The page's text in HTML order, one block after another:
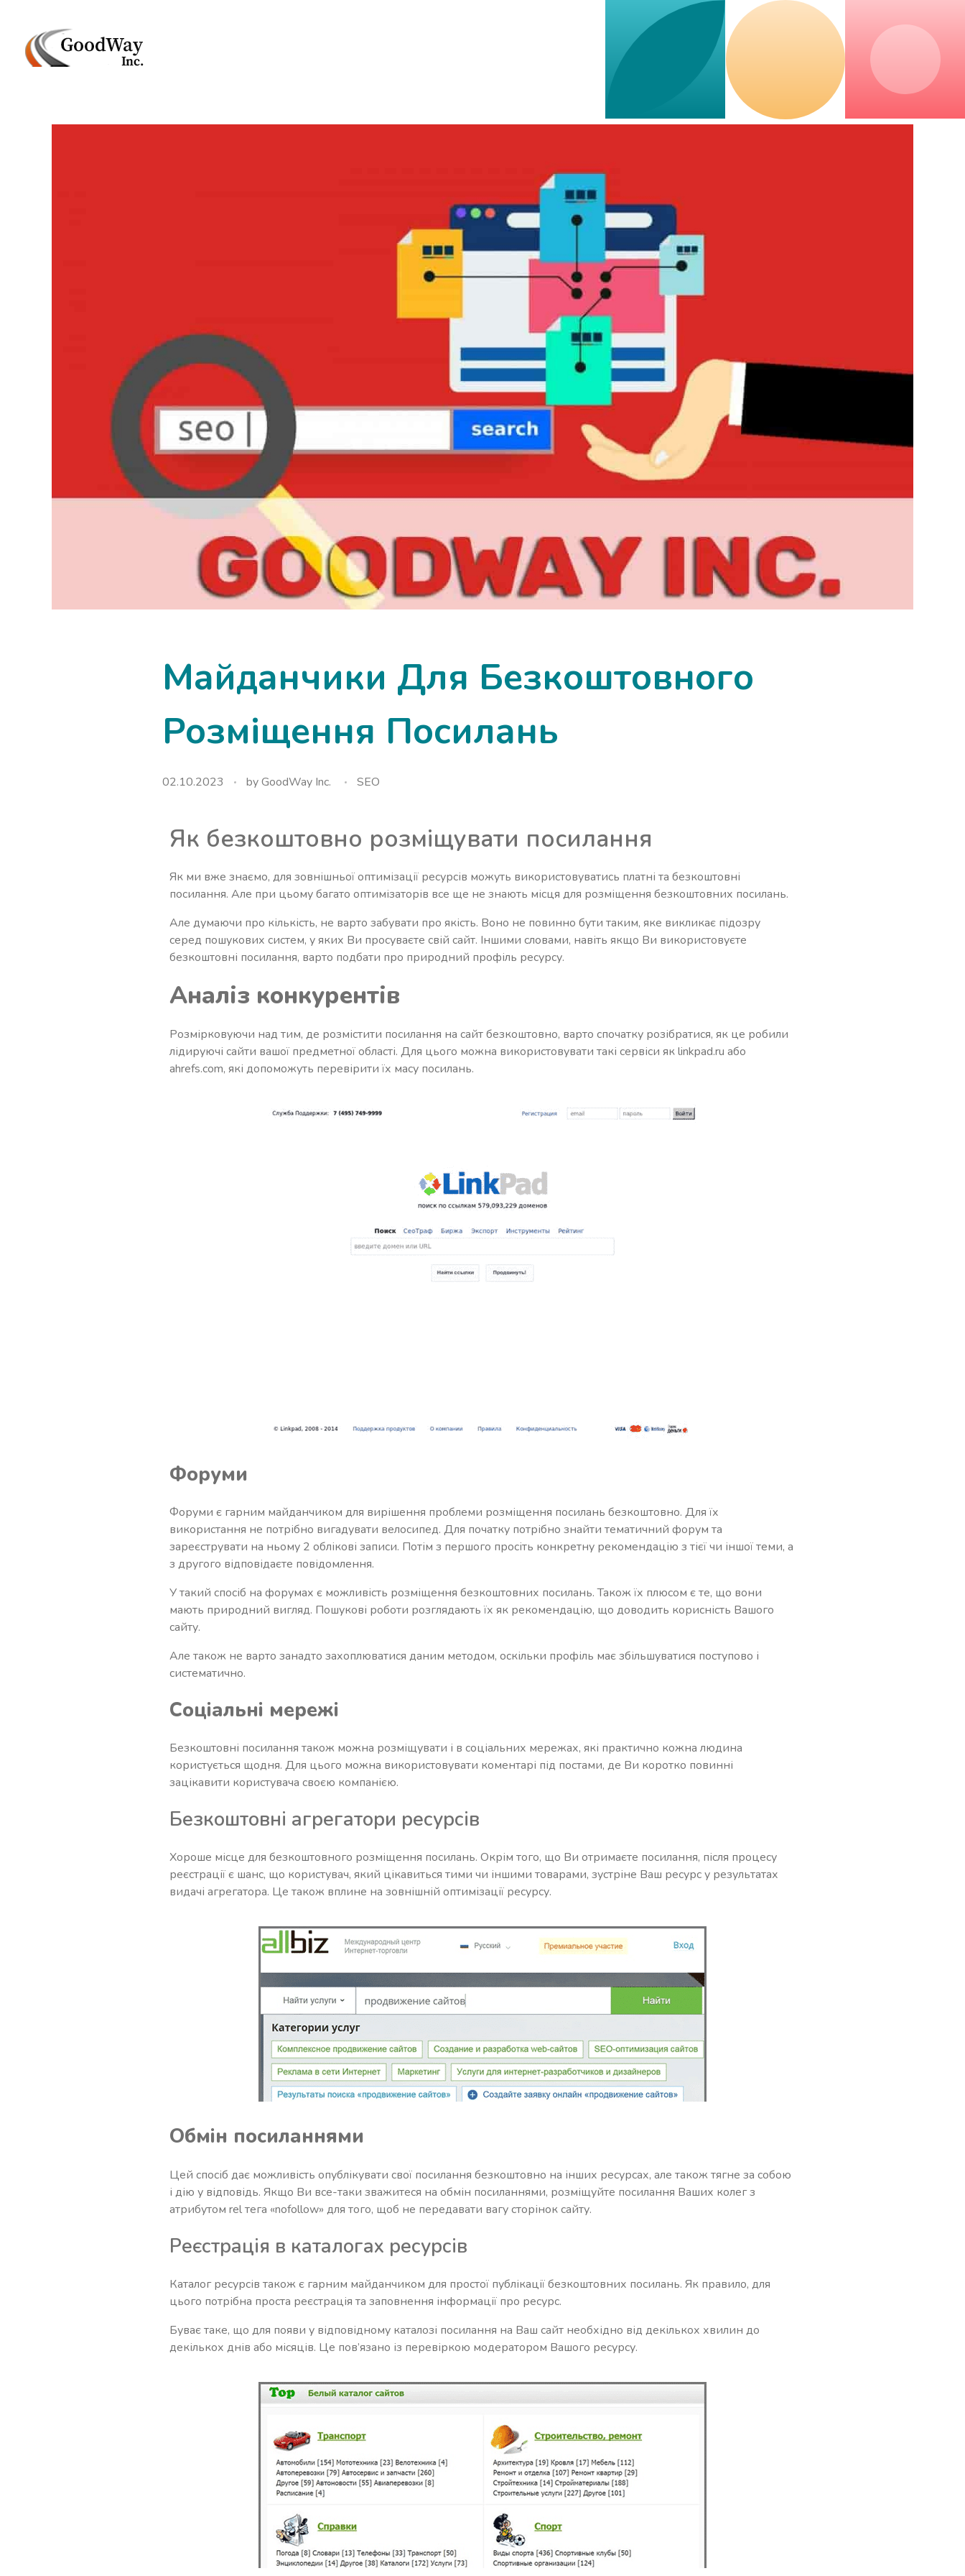
Майданчики Для Безкоштовного
Розміщення Посилань
02.10.2023 byGoodWay Inc. SEO
Як безкоштовно розміщувати посилання
Як ми вже знаємо, для зовнішньої оптимізації ресурсів можуть використовуватись платні та безкоштовні
посилання. Але при цьому багато оптимізаторів все ще не знають місця для розміщення безкоштовних посилань.
Але думаючи про кількість, не варто забувати про якість. Воно не повинно бути таким, яке викликає підозру
серед пошукових систем, у яких Ви просуваєте свій сайт. Іншими словами, навіть якщо Ви використовуєте
безкоштовні посилання, варто подбати про природний профіль ресурсу.
Аналіз конкурентів
Розмірковуючи над тим, де розмістити посилання на сайт безкоштовно, варто спочатку розібратися, як це робили
лідируючі сайти вашої предметної області. Для цього можна використовувати такі сервіси як linkpad.ru або
ahrefs.com, які допоможуть перевірити їх масу посилань.
Форуми
Форуми є гарним майданчиком для вирішення проблеми розміщення посилань безкоштовно. Для їх
використання не потрібно вигадувати велосипед. Для початку потрібно знайти тематичний форум та
зареєструвати на ньому 2 облікові записи. Потім з першого просіть конкретну рекомендацію з тієї чи іншої теми, а
з другого відповідаєте повідомлення.
У такий спосіб на форумах є можливість розміщення безкоштовних посилань. Також їх плюсом є те, що вони
мають природний вигляд. Пошукові роботи розглядають їх як рекомендацію, що доводить корисність Вашого
сайту.
Але також не варто занадто захоплюватися даним методом, оскільки профіль має збільшуватися поступово і
систематично.
Соціальні мережі
Безкоштовні посилання також можна розміщувати і в соціальних мережах, які практично кожна людина
користується щодня. Для цього можна використовувати коментарі під постами, де Ви коротко повинні
зацікавити користувача своєю компанією.
Безкоштовні агрегатори ресурсів
Хороше місце для безкоштовного розміщення посилань. Окрім того, що Ви отримаєте посилання, після процесу
реєстрації є шанс, що користувач, який цікавиться тими чи іншими товарами, зустріне Ваш ресурс у результатах
видачі агрегатора. Це також вплине на зовнішній оптимізації ресурсу.
Обмін посиланнями
Цей спосіб дає можливість опублікувати свої посилання безкоштовно на інших ресурсах, але також тягне за собою
і дію у відповідь. Якщо Ви все-таки зважитеся на обмін посиланнями, розміщуйте посилання Ваших колег з
атрибутом rel тега «nofollow» для того, щоб не передавати вагу сторінок сайту.
Реєстрація в каталогах ресурсів
Каталог ресурсів також є гарним майданчиком для простої публікації безкоштовних посилань. Як правило, для
цього потрібна проста реєстрація та заповнення інформації про ресурс.
Буває таке, що для появи у відповідному каталозі посилання на Ваш сайт необхідно від декількох хвилин до
декількох днів або місяців. Це пов’язано із перевіркою модератором Вашого ресурсу.